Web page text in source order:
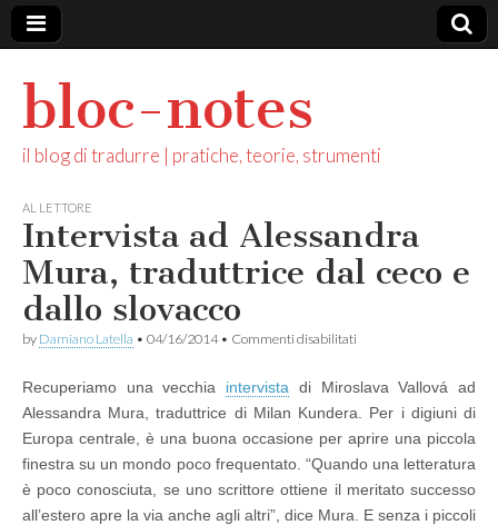
bloc-notes
il blog di tradurre | pratiche, teorie, strumenti
AL LETTORE
Intervista ad Alessandra
Mura, traduttrice dal ceco e
dallo slovacco
by Damiano Latella • 04/16/2014• Commenti disabilitati
Alessandra
Mura,
dal
ceco
dallo
slovacco
Recuperiamo una vecchia intervista di Miroslava Vallová ad
Alessandra Mura, traduttrice di Milan Kundera. Per i digiuni di
Europa centrale, è una buona occasione per aprire una piccola
finestra su un mondo poco frequentato. “Quando una letteratura
è poco conosciuta, se uno scrittore ottiene il meritato successo
all’estero apre la via anche agli altri”, dice Mura. E senza i piccoli